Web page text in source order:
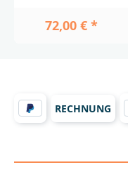
Verankerung der
Verkündigung in
jüdischer Sicht zu
Bibelabschnitt
72,00 € *
RECHNUNG